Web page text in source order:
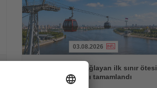
03.08.2026
Çin ile Rusya'yı bağlayan ilk sınır ötesi
teleferikte ana yapı tamamlandı